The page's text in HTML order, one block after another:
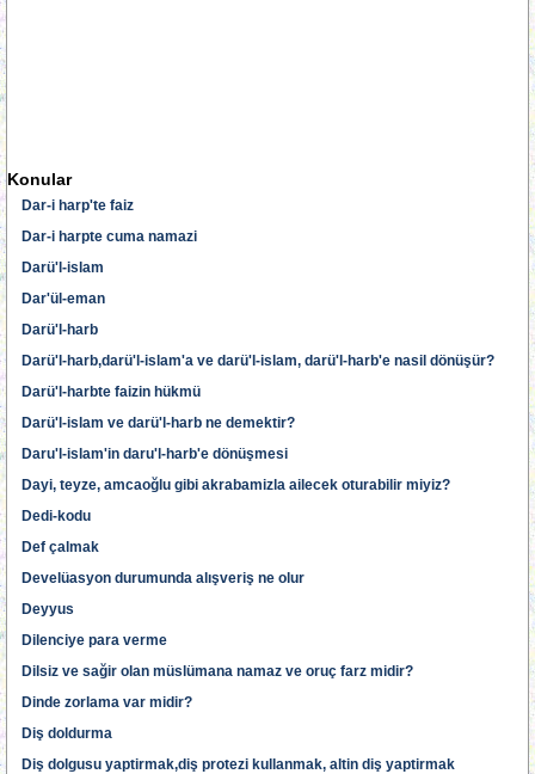
Konular
Dar-i harp'te faiz
Dar-i harpte cuma namazi
Darü'l-islam
Dar'ül-eman
Darü'l-harb
Darü'l-harb,darü'l-islam'a ve darü'l-islam, darü'l-harb'e nasil dönüşür?
Darü'l-harbte faizin hükmü
Darü'l-islam ve darü'l-harb ne demektir?
Daru'l-islam'in daru'l-harb'e dönüşmesi
Dayi, teyze, amcaoğlu gibi akrabamizla ailecek oturabilir miyiz?
Dedi-kodu
Def çalmak
Develüasyon durumunda alışveriş ne olur
Deyyus
Dilenciye para verme
Dilsiz ve sağir olan müslümana namaz ve oruç farz midir?
Dinde zorlama var midir?
Diş doldurma
Diş dolgusu yaptirmak,diş protezi kullanmak, altin diş yaptirmak